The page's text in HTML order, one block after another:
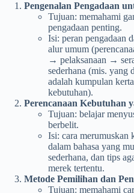
Pengenalan Pengadaan
Tujuan: memahami
pengadaan penting.
Isi: peran pengadaan
alur umum
→ pelaksanaan →
sederhana (mis. yang
adalah kumpulan
kebutuhan).
Perencanaan Kebutuhan
Tujuan: belajar
berbelit.
Isi: cara merumuskan
dalam bahasa yang
sederhana, dan tips
merek tertentu.
Metode Pemilihan dan
Tujuan: memahami